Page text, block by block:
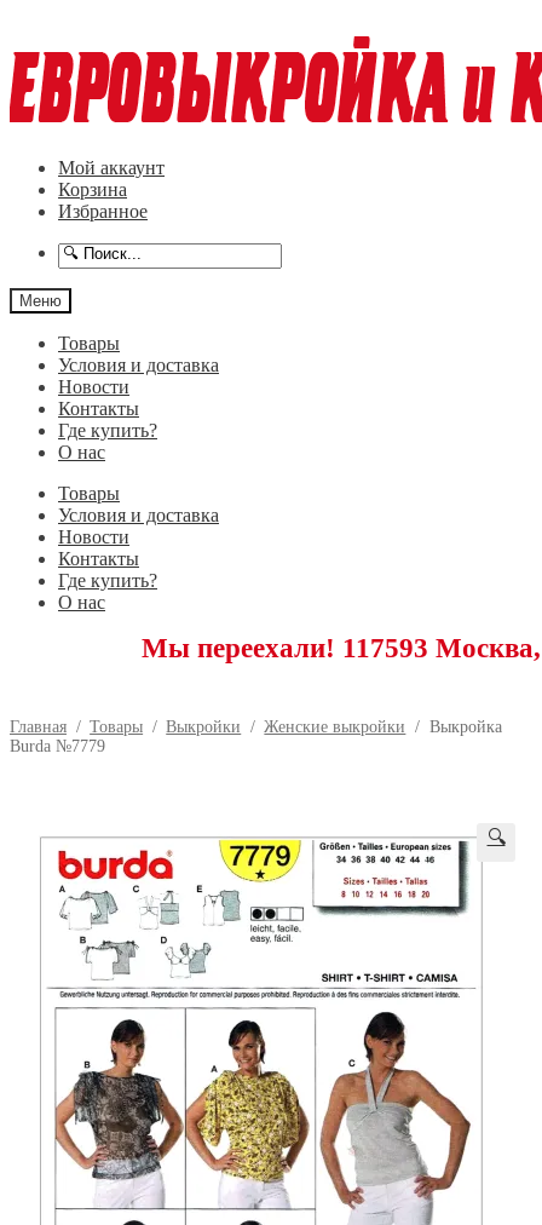
к
навигации
к
содержимому
Мой аккаунт
Корзина
Избранное
Меню
Товары
Условия и доставка
Новости
Контакты
Где купить?
О нас
Товары
Условия и доставка
Новости
Контакты
Где купить?
О нас
Мы переехали! 117593 Москва,
Главная / Товары / Выкройки / Женские выкройки / Выкройка
Burda №7779
🔍